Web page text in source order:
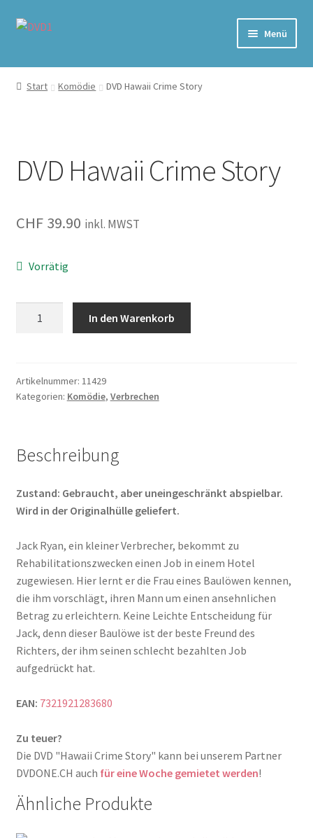
Zur
Zum
Menü
Home
Start Komödie DVD Hawaii Crime Story
DVD Hawaii Crime Story
CHF39.90 inkl. MWST
Vorrätig
In den Warenkorb
Artikelnummer: 11429
Kategorien: Komödie, Verbrechen
Beschreibung
Zustand: Gebraucht, aber uneingeschränkt abspielbar.
Wird in der Originalhülle geliefert.
Jack Ryan, ein kleiner Verbrecher, bekommt zu
Rehabilitationszwecken einen Job in einem Hotel
zugewiesen. Hier lernt er die Frau eines Baulöwen kennen,
die ihm vorschlägt, ihren Mann um einen ansehnlichen
Betrag zu erleichtern. Keine Leichte Entscheidung für
Jack, denn dieser Baulöwe ist der beste Freund des
Richters, der ihm seinen schlecht bezahlten Job
aufgedrückt hat.
EAN: 7321921283680
Zu teuer?
Die DVD "Hawaii Crime Story" kann bei unserem Partner
DVDONE.CH auch für eine Woche gemietet werden!
Ähnliche Produkte